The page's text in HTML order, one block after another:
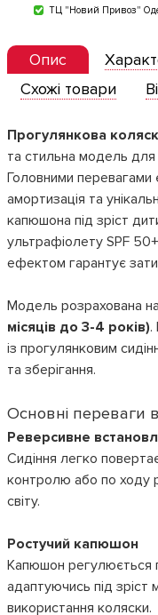
ТЦ "Новий Привоз"
Опис
Схожі товари
Прогулянкова
та стильна модель для
Головними перевагами
амортизація та
капюшона під зріст
ультрафіолету SPF
ефектом гарантує
Модель розрахована
місяців до 3-4 років).
із прогулянковим
та зберігання.
Основні переваги
Реверсивне
Сидіння легко
контролю або по ходу
світу.
Ростучий капюшон
Капюшон регулюється
адаптуючись під
використання коляски.